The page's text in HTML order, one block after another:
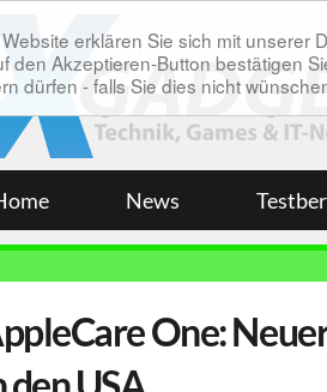
erklären Sie sich mit
den Akzeptieren-Button bestätigen
dürfen - falls Sie dies nicht
News
One: